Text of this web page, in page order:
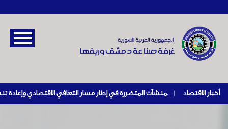
أخبار الاقتصاد |